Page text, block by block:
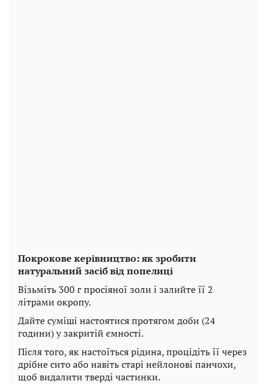
Покрокове керівництво: як зробити
натуральний засіб від попелиці
Візьміть 300 г просіяної золи і залийте її 2
літрами окропу.
Дайте суміші настоятися протягом доби (24
години) у закритій ємності.
Після того, як настоїться рідина, процідіть її через
дрібне сито або навіть старі нейлонові панчохи,
щоб видалити тверді частинки.